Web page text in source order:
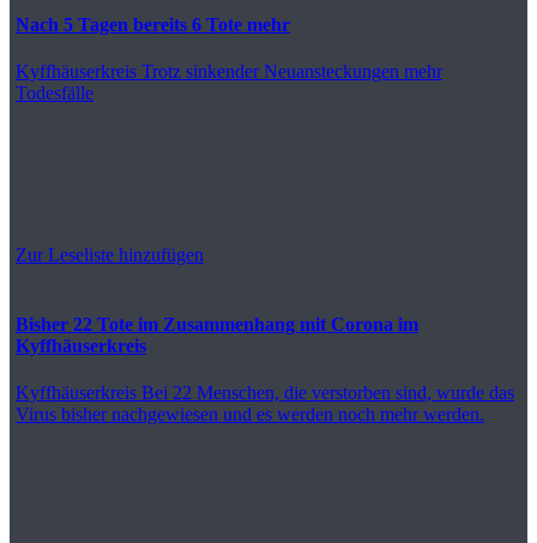
Nach 5 Tagen bereits 6 Tote mehr
Kyffhäuserkreis Trotz sinkender Neuansteckungen mehr
Todesfälle
Zur Leseliste hinzufügen
Bisher 22 Tote im Zusammenhang mit Corona im
Kyffhäuserkreis
Kyffhäuserkreis Bei 22 Menschen, die verstorben sind, wurde das
Virus bisher nachgewiesen und es werden noch mehr werden.